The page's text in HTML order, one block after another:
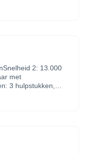
6 mesjesKruik van
Cordless 3
Batterij Lader
2: 13.000
met
3 hulpstukken,
Cordless 3
Batterij Lader